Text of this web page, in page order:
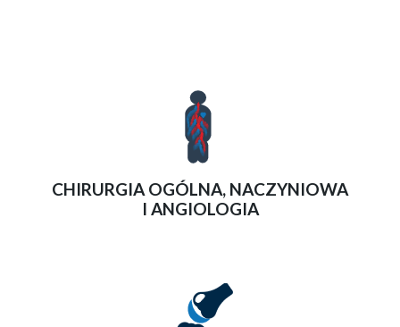
CHIRURGIA OGÓLNA, NACZYNIOWA
I ANGIOLOGIA